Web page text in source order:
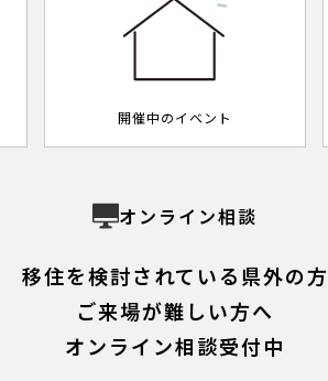
開催中のイベント
オンライン相談
移住を検討されている県外の方
ご来場が難しい方へ
オンライン相談受付中